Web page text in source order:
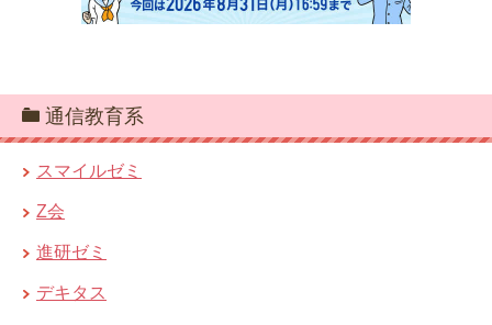
通信教育系
スマイルゼミ
Z会
進研ゼミ
デキタス